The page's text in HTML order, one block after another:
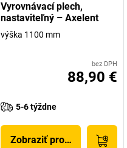
Vyrovnávací plech,
nastaviteľný – Axelent
výška 1100 mm
bez DPH
88,90 €
5-6 týždne
Zobraziť produkt